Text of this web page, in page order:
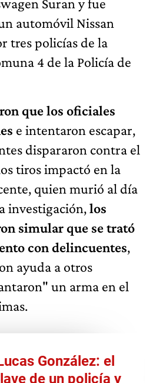
automóvil Nissan
tres policías de la
4 de la Policía de
que los oficiales
e intentaron escapar,
dispararon contra el
tiros impactó en la
quien murió al día
investigación,los
simular que se trató
con delincuentes,
ayuda a otros
un arma en el
González: el
de un policía y